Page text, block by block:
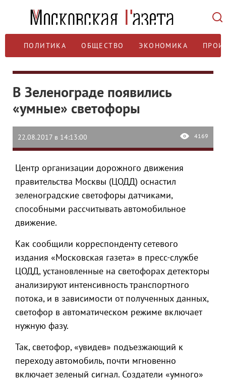
ПОЛИТИКА ОБЩЕСТВО ЭКОНОМИКА
В Зеленограде появились
«умные» светофоры
22.08.2017 в 14:13:00 4169
Центр организации дорожного движения
правительства Москвы (ЦОДД) оснастил
зеленоградские светофоры датчиками,
способными рассчитывать автомобильное
движение.
Как сообщили корреспонденту сетевого
издания «Московская газета» в пресс-службе
ЦОДД, установленные на светофорах детекторы
анализируют интенсивность транспортного
потока, и в зависимости от полученных данных,
светофор в автоматическом режиме включает
нужную фазу.
Так, светофор, «увидев» подъезжающий к
переходу автомобиль, почти мгновенно
включает зеленый сигнал. Создатели «умного»